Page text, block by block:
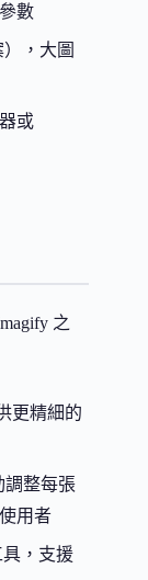
數
，大圖
或
之
更精細的
調整每張
用者
具，支援